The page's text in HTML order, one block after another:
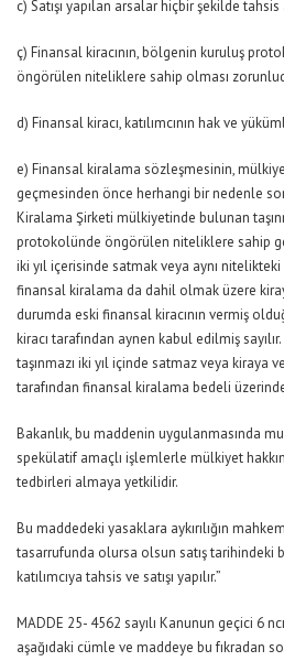
c) Satışı yapılan arsalar hiçbir şekilde tahsis
ç) Finansal kiracının, bölgenin kuruluş
öngörülen niteliklere sahip olması
d) Finansal kiracı, katılımcının hak ve
e) Finansal kiralama sözleşmesinin,
geçmesinden önce herhangi bir nedenle
Kiralama Şirketi mülkiyetinde bulunan
protokolünde öngörülen niteliklere sahip
iki yıl içerisinde satmak veya aynı
finansal kiralama da dahil olmak üzere
durumda eski finansal kiracının vermiş
kiracı tarafından aynen kabul edilmiş
taşınmazı iki yıl içinde satmaz veya kiraya
tarafından finansal kiralama bedeli
Bakanlık, bu maddenin uygulanmasında
spekülatif amaçlı işlemlerle mülkiyet
tedbirleri almaya yetkilidir.
Bu maddedeki yasaklara aykırılığın
tasarrufunda olursa olsun satış tarihindeki
katılımcıya tahsis ve satışı yapılır.”
MADDE 25- 4562 sayılı Kanunun geçici 6
aşağıdaki cümle ve maddeye bu fıkradan